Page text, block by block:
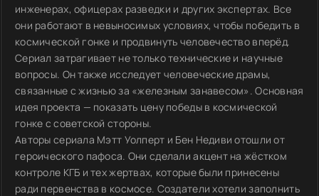
инженерах, офицерах разведки и других экспертах. Все
они работают в невыносимых условиях, чтобы победить в
космической гонке и продвинуть человечество вперёд.
Сериал затрагивает не только технические и научные
вопросы. Он также исследует человеческие драмы,
связанные с жизнью за «железным занавесом». Основная
идея проекта — показать цену победы в космической
гонке с советской стороны.
Авторы сериала Мэтт Уолперт и Бен Недиви отошли от
героического пафоса. Они сделали акцент на жёстком
контроле КГБ и тех жертвах, которые были принесены
ради первенства в космосе. Создатели хотели заполнить